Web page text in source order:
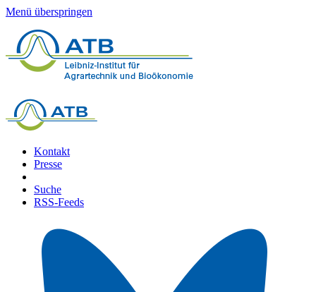
Menü überspringen
Kontakt
Presse
Suche
RSS-Feeds